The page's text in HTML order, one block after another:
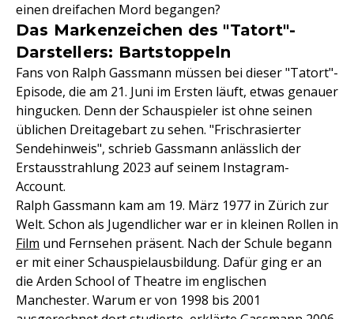
einen dreifachen Mord begangen?
Das Markenzeichen des "Tatort"-
Darstellers: Bartstoppeln
Fans von Ralph Gassmann müssen bei dieser "Tatort"-
Episode, die am 21. Juni im Ersten läuft, etwas genauer
hingucken. Denn der Schauspieler ist ohne seinen
üblichen Dreitagebart zu sehen. "Frischrasierter
Sendehinweis", schrieb Gassmann anlässlich der
Erstausstrahlung 2023 auf seinem Instagram-
Account.
Ralph Gassmann kam am 19. März 1977 in Zürich zur
Welt. Schon als Jugendlicher war er in kleinen Rollen in
Film und Fernsehen präsent. Nach der Schule begann
er mit einer Schauspielausbildung. Dafür ging er an
die Arden School of Theatre im englischen
Manchester. Warum er von 1998 bis 2001